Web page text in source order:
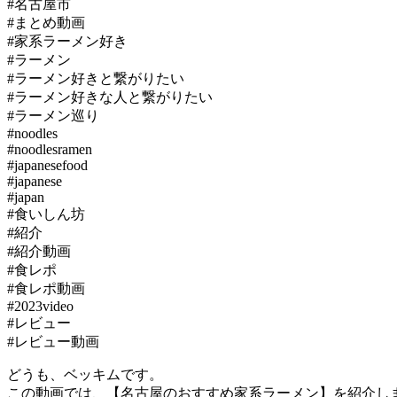
#名古屋市
#まとめ動画
#家系ラーメン好き
#ラーメン
#ラーメン好きと繋がりたい
#ラーメン好きな人と繋がりたい
#ラーメン巡り
#noodles
#noodlesramen
#japanesefood
#japanese
#japan
#食いしん坊
#紹介
#紹介動画
#食レポ
#食レポ動画
#2023video
#レビュー
#レビュー動画
どうも、ベッキムです。
この動画では、【名古屋のおすすめ家系ラーメン】を紹介し